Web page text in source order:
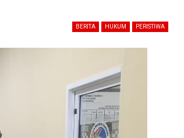
BERITA HUKUM PERISTIWA